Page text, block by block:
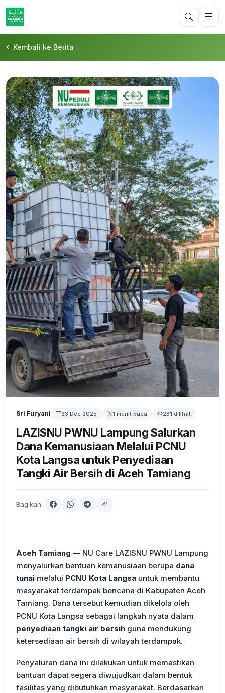
Kembali ke Berita
Sri Furyani 23 Dec 2025 1 menit baca 281 dilihat
LAZISNU PWNU Lampung Salurkan
Dana Kemanusiaan Melalui PCNU
Kota Langsa untuk Penyediaan
Tangki Air Bersih di Aceh Tamiang
Bagikan:
Aceh Tamiang — NU Care LAZISNU PWNU Lampung
menyalurkan bantuan kemanusiaan berupa dana
tunai melalui PCNU Kota Langsa untuk membantu
masyarakat terdampak bencana di Kabupaten Aceh
Tamiang. Dana tersebut kemudian dikelola oleh
PCNU Kota Langsa sebagai langkah nyata dalam
penyediaan tangki air bersih guna mendukung
ketersediaan air bersih di wilayah terdampak.
Penyaluran dana ini dilakukan untuk memastikan
bantuan dapat segera diwujudkan dalam bentuk
fasilitas yang dibutuhkan masyarakat. Berdasarkan